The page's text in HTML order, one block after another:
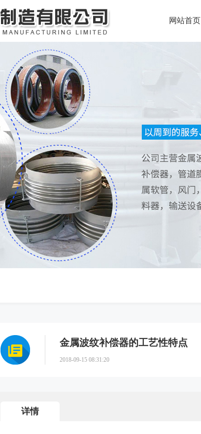
网站首页
金属波纹补偿器的工艺性特点
2018-09-15 08:31:20
详情